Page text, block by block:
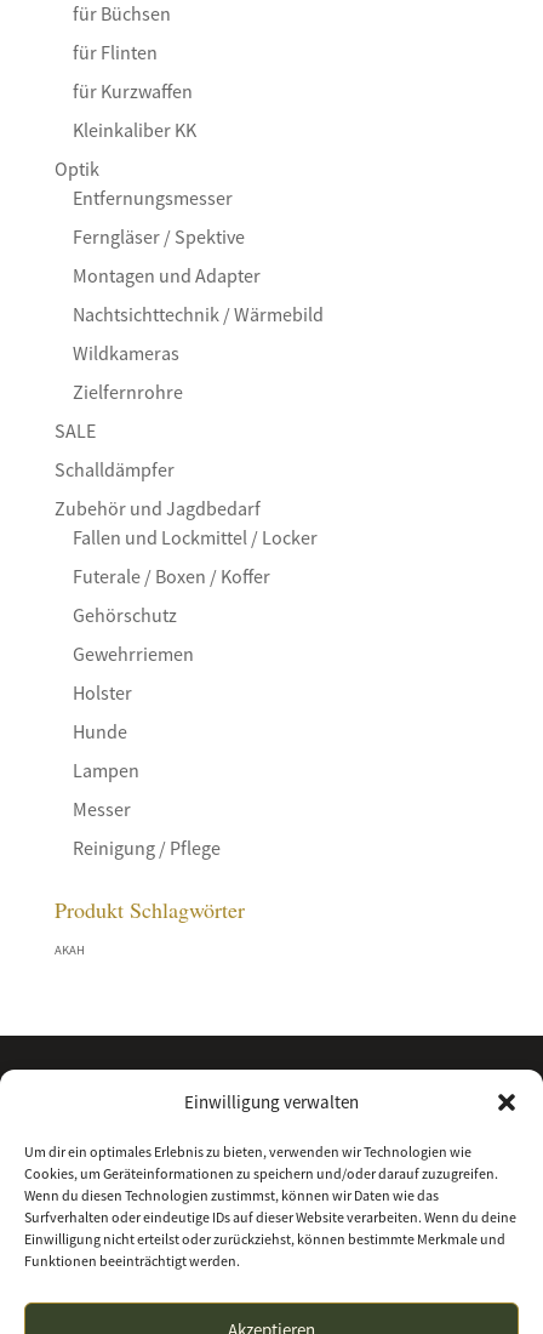
Einwilligung verwalten
Um dir ein optimales Erlebnis zu bieten, verwenden wir Technologien wie
Cookies, um Geräteinformationen zu speichern und/oder darauf zuzugreifen.
Wenn du diesen Technologien zustimmst, können wir Daten wie das
Surfverhalten oder eindeutige IDs auf dieser Website verarbeiten. Wenn du deine
Einwilligung nicht erteilst oder zurückziehst, können bestimmte Merkmale und
Funktionen beeinträchtigt werden.
Akzeptieren
für Büchsen
für Flinten
für Kurzwaffen
Kleinkaliber KK
Optik
Entfernungsmesser
Ferngläser / Spektive
Montagen und Adapter
Nachtsichttechnik / Wärmebild
Wildkameras
Zielfernrohre
SALE
Schalldämpfer
Zubehör und Jagdbedarf
Fallen und Lockmittel / Locker
Futerale / Boxen / Koffer
Gehörschutz
Gewehrriemen
Holster
Hunde
Lampen
Messer
Reinigung / Pflege
Produkt Schlagwörter
AKAH
Impressum